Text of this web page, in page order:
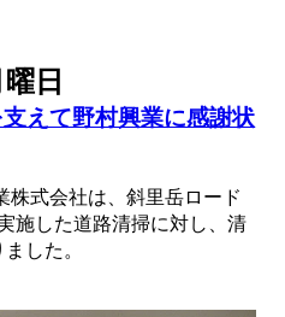
日
えて野村興業に感謝状
株式会社は、斜里岳ロード
施した道路清掃に対し、清
した。